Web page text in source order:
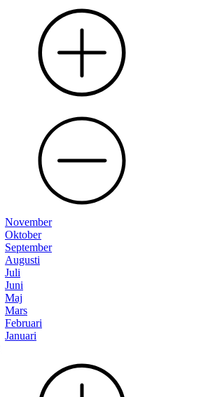
November
Oktober
September
Augusti
Juli
Juni
Maj
Mars
Februari
Januari